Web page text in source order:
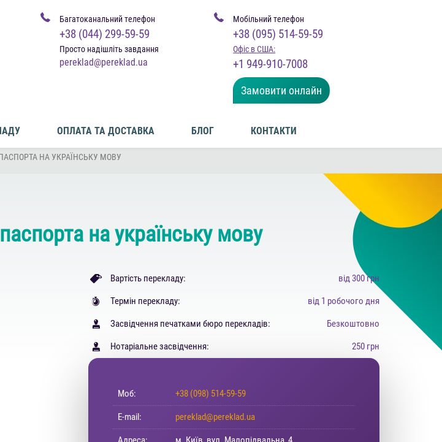
Багатоканальний телефон
+38 (044) 299-59-59
Просто надішліть завдання
pereklad@pereklad.ua
Мобільний телефон
+38 (095) 514-59-59
Офіс в США:
+1 949-910-7008
Замовити онлайн
ОПЛАТА ТА ДОСТАВКА БЛОГ КОНТАКТИ
НА УКРАЇНСЬКУ МОВУ
на українську мову
Вартість перекладу: від 300 грн
Термін перекладу: від 1 робочого дня
Засвідчення печатками бюро перекладів: Безкоштовно
Нотаріальне засвідчення: 250 грн
Моб: +38 (098) 514-59-59
E-mail: pereklad@pereklad.ua